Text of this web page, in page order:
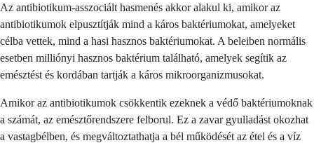
Az antibiotikum-asszociált hasmenés akkor alakul ki, amikor az
antibiotikumok elpusztítják mind a káros baktériumokat, amelyeket
célba vettek, mind a hasi hasznos baktériumokat. A beleiben normális
esetben milliónyi hasznos baktérium található, amelyek segítik az
emésztést és kordában tartják a káros mikroorganizmusokat.
Amikor az antibiotikumok csökkentik ezeknek a védő baktériumoknak
a számát, az emésztőrendszere felborul. Ez a zavar gyulladást okozhat
a vastagbélben, és megváltoztathatja a bél működését az étel és a víz